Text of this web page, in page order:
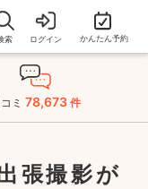
索 ログイン かんたん予約
ミ 78,673 件
張撮影が